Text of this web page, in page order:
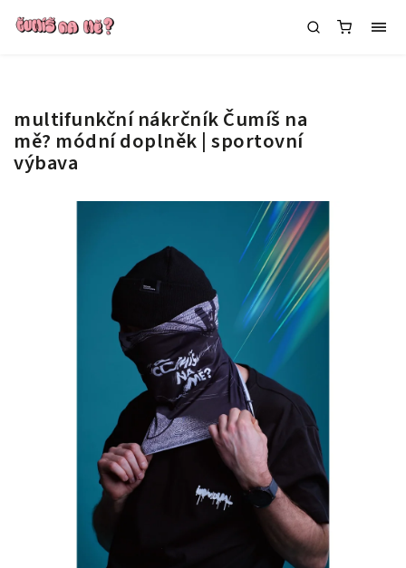
multifunkční nákrčník Čumíš na
mě? módní doplněk | sportovní
výbava